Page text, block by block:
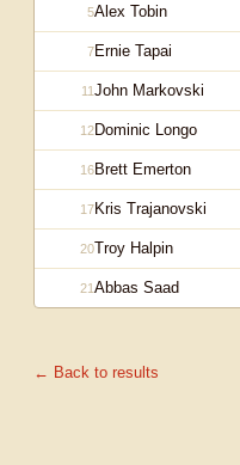
5Alex Tobin
7Ernie Tapai
11John Markovski
12Dominic Longo
16Brett Emerton
17Kris Trajanovski
20Troy Halpin
21Abbas Saad
← Back to results